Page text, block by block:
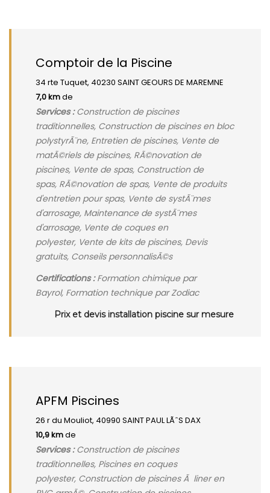
Comptoir de la Piscine
34 rte Tuquet, 40230 SAINT GEOURS DE MAREMNE
7,0 kmde
Services :Construction de piscines
traditionnelles, Construction de piscines en bloc
polystyrÃ¨ne, Entretien de piscines, Vente de
matÃ©riels de piscines, RÃ©novation de
piscines, Vente de spas, Construction de
spas, RÃ©novation de spas, Vente de produits
d'entretien pour spas, Vente de systÃ¨mes
d'arrosage, Maintenance de systÃ¨mes
d'arrosage, Vente de coques en
polyester, Vente de kits de piscines, Devis
gratuits, Conseils personnalisÃ©s
Certifications :Formation chimique par
Bayrol, Formation technique par Zodiac
Prix et devis installation piscine sur mesure
APFM Piscines
26 r du Mouliot, 40990 SAINT PAUL LÃˆS DAX
10,9 kmde
Services :Construction de piscines
traditionnelles, Piscines en coques
polyester, Construction de piscines Ã liner en